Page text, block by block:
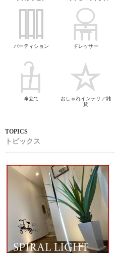
パーティション ドレッサー
傘立て
おしゃれインテリア雑
貨
トピックス